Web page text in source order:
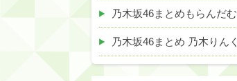
乃木坂46まとめもらんだむ
乃木坂46まとめ 乃木りんく